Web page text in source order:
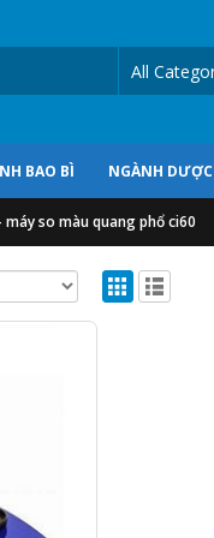
BAO BÌ NGÀNH DƯỢC
máy so màu quang phổ ci60